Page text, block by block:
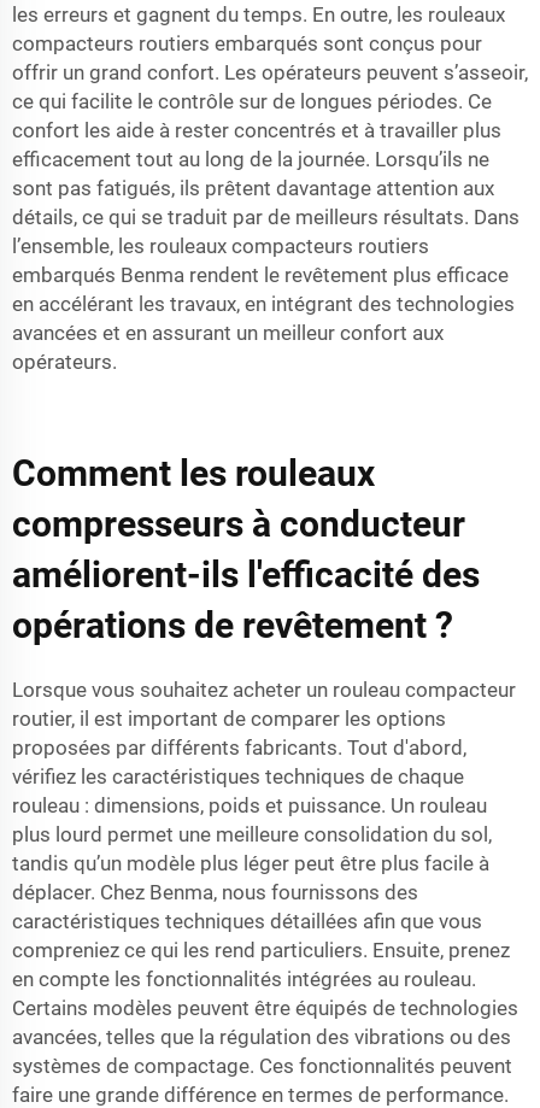
les erreurs et gagnent du temps. En outre, les rouleaux
compacteurs routiers embarqués sont conçus pour
offrir un grand confort. Les opérateurs peuvent s’asseoir,
ce qui facilite le contrôle sur de longues périodes. Ce
confort les aide à rester concentrés et à travailler plus
efficacement tout au long de la journée. Lorsqu’ils ne
sont pas fatigués, ils prêtent davantage attention aux
détails, ce qui se traduit par de meilleurs résultats. Dans
l’ensemble, les rouleaux compacteurs routiers
embarqués Benma rendent le revêtement plus efficace
en accélérant les travaux, en intégrant des technologies
avancées et en assurant un meilleur confort aux
opérateurs.
Comment les rouleaux
compresseurs à conducteur
améliorent-ils l'efficacité des
opérations de revêtement ?
Lorsque vous souhaitez acheter un rouleau compacteur
routier, il est important de comparer les options
proposées par différents fabricants. Tout d'abord,
vérifiez les caractéristiques techniques de chaque
rouleau : dimensions, poids et puissance. Un rouleau
plus lourd permet une meilleure consolidation du sol,
tandis qu’un modèle plus léger peut être plus facile à
déplacer. Chez Benma, nous fournissons des
caractéristiques techniques détaillées afin que vous
compreniez ce qui les rend particuliers. Ensuite, prenez
en compte les fonctionnalités intégrées au rouleau.
Certains modèles peuvent être équipés de technologies
avancées, telles que la régulation des vibrations ou des
systèmes de compactage. Ces fonctionnalités peuvent
faire une grande différence en termes de performance.